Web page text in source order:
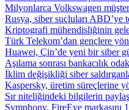
Milyonlarca Volkswagen
Rusya, siber suçluları ABD’ye
Kriptografi mühendisliğinin
Türk Telekom’dan gençlere
Huawei, Çin’de yeni bir siber
Aşılama sonrası bankacılık
İklim değişikliği siber
Kaspersky, üretim süreçlerine
Sır niteliğindeki bilgilerin
Symphony, FireEye markasını